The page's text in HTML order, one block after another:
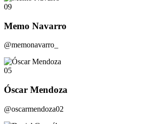
09
Memo Navarro
@memonavarro_
05
Óscar Mendoza
@oscarmendoza02